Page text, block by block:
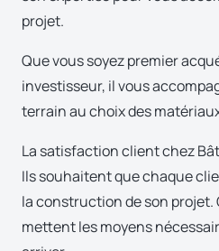
projet.
Que vous soyez premier
investisseur, il vous
terrain au choix des
La satisfaction client chez
Ils souhaitent que chaque
la construction de son projet.
mettent les moyens